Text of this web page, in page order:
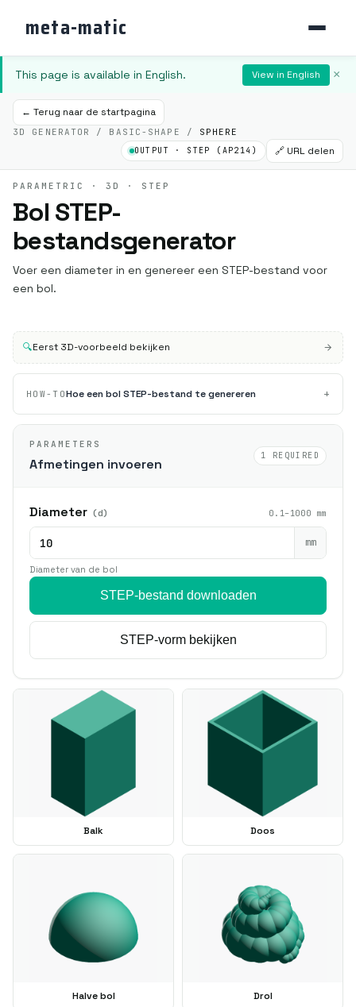
meta-matic
This page is available in English. View in English ×
← Terug naar de startpagina
3D GENERATOR / BASIC-SHAPE / SPHERE
OUTPUT · STEP (AP214) 🔗 URL delen
PARAMETRIC · 3D · STEP
Bol STEP-
bestandsgenerator
Voer een diameter in en genereer een STEP-bestand voor
een bol.
🔍Eerst 3D-voorbeeld bekijken
HOW-TOHoe een bol STEP-bestand te genereren +
PARAMETERS
Afmetingen invoeren
1 REQUIRED
Diameter (d) 0.1–1000 mm
mm
Diameter van de bol
STEP-bestand downloaden
STEP-vorm bekijken
Balk Doos
Halve bol Drol